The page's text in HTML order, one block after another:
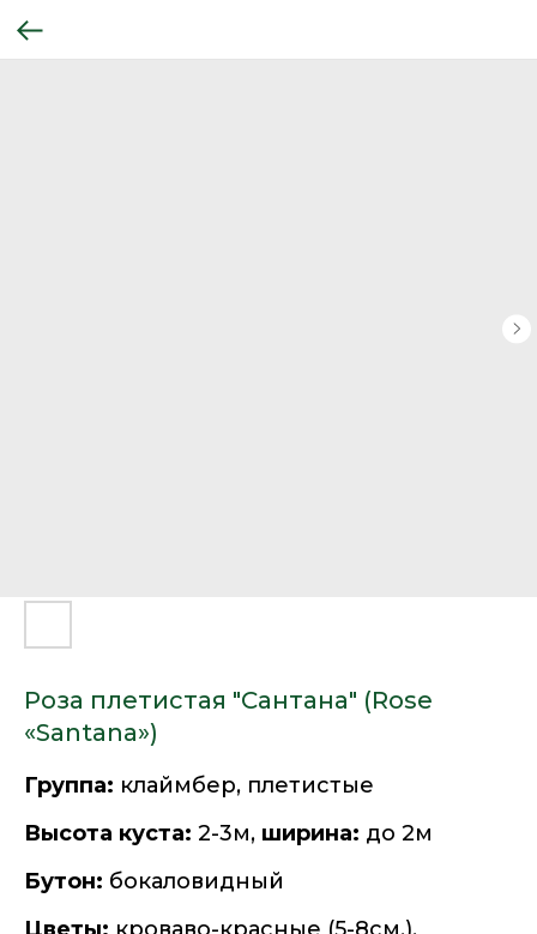
Роза плетистая "Сантана" (Rose
«Santana»)
Группа: клаймбер, плетистые
Высота куста: 2-3м, ширина: до 2м
Бутон: бокаловидный